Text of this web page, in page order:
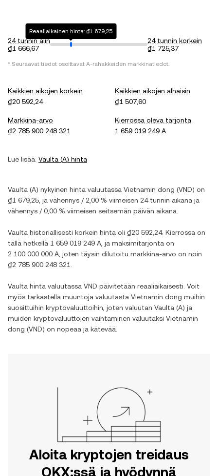
24 tunnin alin
₫1 666,67
Reaaliaikainen hinta: ₫1 679,25
24 tunnin korkein
₫1 725,37
* Seuraavat tiedot osoittavat A-rahakkeiden markkinatiedot.
Kaikkien aikojen korkein
₫20 592,24
Kaikkien aikojen alhaisin
₫1 507,60
Markkina-arvo
₫2 785 900 248 321
Kierrossa oleva tarjonta
1 659 019 249 A
Lue lisää: Vaulta (A) hinta
Vaulta (A) nykyinen hinta valuutassa Vietnamin dong (VND) on
₫1 679,25 , ja vähennys / 2,00 % viimeisen 24 tunnin aikana ja
vähennys / 0,00 % viimeisen seitsemän päivän aikana.
Vaulta historiallisesti korkein hinta oli ₫20 592,24. Kierrossa on
tällä hetkellä 1 659 019 249 A , ja maksimitarjonta on
2 100 000 000 A , joten täysin dilutoitu markkina-arvo on noin
₫2 785 900 248 321
Vaulta hinta valuutassa VND päivitetään reaaliaikaisesti. Voit
myös tarkastella muuntoja valuutasta Vietnamin dong muihin
suosittuihin kryptovaluuttoihin, joten valuutan Vaulta (A) ja
muiden kryptovaluuttojen vaihtaminen valuutaksi Vietnamin
dong (VND) on nopeaa ja kätevää.
Aloita kryptojen treidaus
OKX:ssä ja hyödynnä